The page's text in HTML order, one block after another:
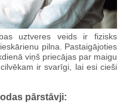
uztveres veids ir fizisks
pilna. Pastaigājoties
viņš priecājas par maigu
ir svarīgi, lai esi cieši
pārstāvji: